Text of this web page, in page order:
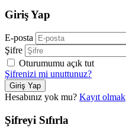
Giriş Yap
E-posta
Şifre
Oturumumu açık tut
Şifrenizi mi unuttunuz?
Hesabınız yok mu? Kayıt olmak
Şifreyi Sıfırla